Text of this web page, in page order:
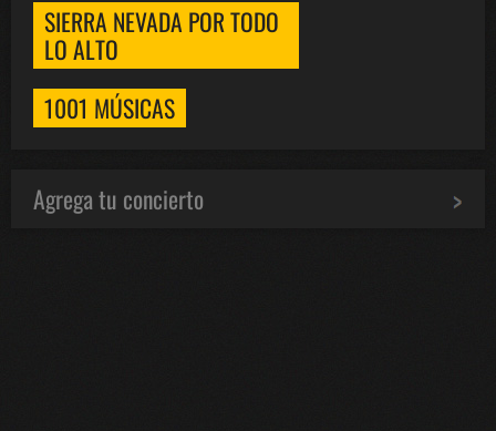
SIERRA NEVADA POR TODO
LO ALTO
1001 MÚSICAS
Agrega tu concierto